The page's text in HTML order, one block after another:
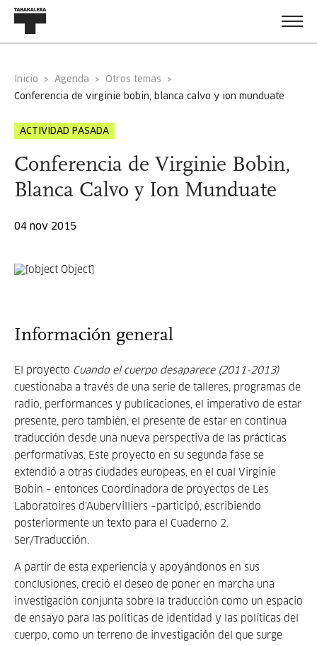
Inicio Agenda
Otros temas
conferencia de virginie bobin, blanca calvo y ion munduate
ACTIVIDAD PASADA
Conferencia de Virginie Bobin,
Blanca Calvo y Ion Munduate
04 nov 2015
Información general
El proyecto Cuando el cuerpo desaparece (2011-2013)
cuestionaba a través de una serie de talleres, programas de
radio, performances y publicaciones, el imperativo de estar
presente, pero también, el presente de estar en continua
traducción desde una nueva perspectiva de las prácticas
performativas. Este proyecto en su segunda fase se
extendió a otras ciudades europeas, en el cual Virginie
Bobin – entonces Coordinadora de proyectos de Les
Laboratoires d’Aubervilliers –participó, escribiendo
posteriormente un texto para el Cuaderno 2.
Ser/Traducción.
A partir de esta experiencia y apoyándonos en sus
conclusiones, creció el deseo de poner en marcha una
investigación conjunta sobre la traducción como un espacio
de ensayo para las políticas de identidad y las políticas del
cuerpo, como un terreno de investigación del que surge